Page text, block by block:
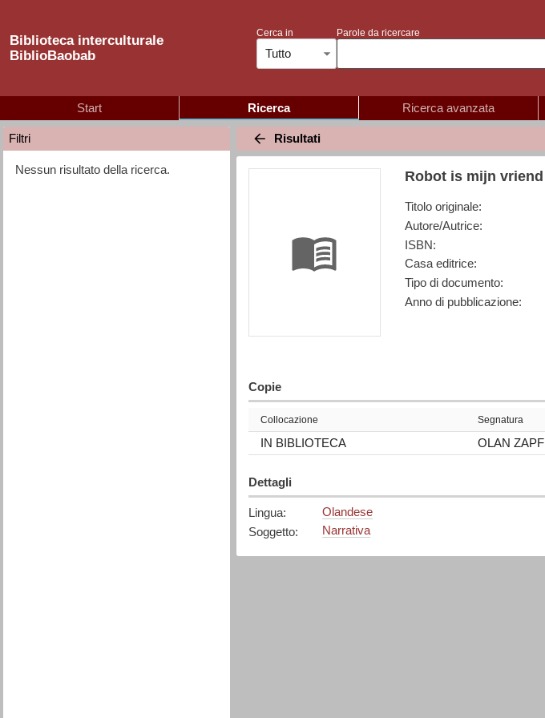
Biblioteca interculturale
BiblioBaobab
Cerca in
Tutto
Parole da ricercare
Start Ricerca Ricerca avanzata
Filtri
Nessun risultato della ricerca.
Risultati
Robot is mijn vriend
Titolo originale:
Autore/Autrice:
ISBN:
Casa editrice:
Tipo di documento:
Anno di pubblicazione:
Copie
Collocazione Segnatura
IN BIBLIOTECA OLAN ZAPF
Dettagli
Lingua:
Olandese
Soggetto: Narrativa